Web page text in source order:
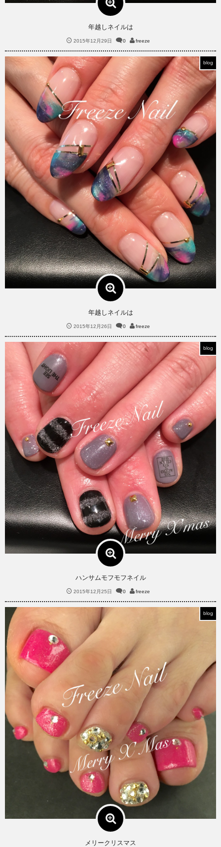
年越しネイルは
2015年12月29日 0 freeze
年越しネイルは
2015年12月26日
blog
0 freeze
ハンサムモフモフネイル
2015年12月25日
blog
0 freeze
メリークリスマス
blog